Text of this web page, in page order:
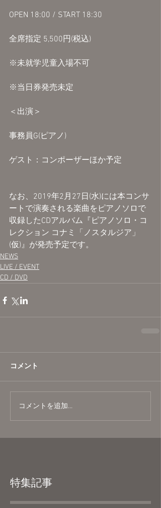
OPEN 18:00 / START 18:30
全席指定 5,500円(税込)
※未就学児童入場不可
※当日券発売未定
＜出演＞
事務員G(ピアノ)
ゲスト：コンポーザーほか予定
なお、2019年2月27日(水)には本コンサ
ートで演奏される楽曲をピアノソロで
収録したCDアルバム『ピアノソロ・コ
レクション コナミ「ノスタルジア」
(仮)』が発売予定です。
NEWS
LIVE / EVENT
CD / DVD
コメント
コメントを追加…
特集記事